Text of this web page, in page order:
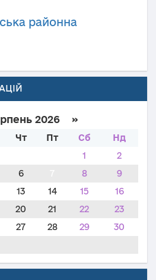
районна
2026 »
Чт Пт Сб
Нд
1
2
6 8
9
13 14 15
16
20 21 22
23
27 28 29
30